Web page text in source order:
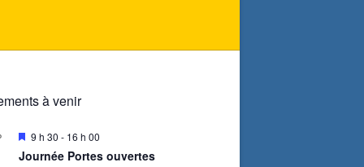
à venir
M
s
9 h 30 - 16 h 00
Journée Portes ouvertes